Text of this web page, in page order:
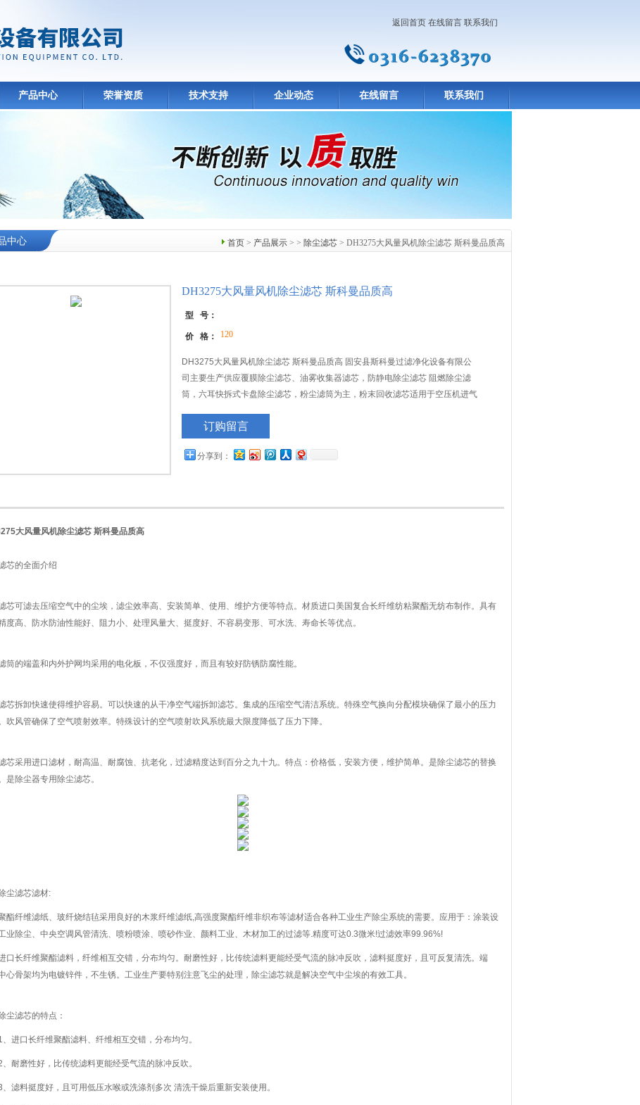
返回首页 在线留言 联系我们
产品中心 荣誉资质 技术支持 企业动态 在线留言 联系我们
首页 > 产品展示 > > 除尘滤芯 > DH3275大风量风机除尘滤芯 斯科曼品质高
中心
DH3275大风量风机除尘滤芯 斯科曼品质高
型 号：
价 格： 120
DH3275大风量风机除尘滤芯 斯科曼品质高 固安县斯科曼过滤净化设备有限公
司主要生产供应覆膜除尘滤芯、油雾收集器滤芯，防静电除尘滤芯 阻燃除尘滤
筒，六耳快拆式卡盘除尘滤芯，粉尘滤筒为主，粉末回收滤芯适用于空压机进气
机、抛丸机、钢板预处理线、等设备的净化滤芯
订购留言
分享到：
大风量风机除尘滤芯 斯科曼品质高
芯的全面介绍
芯可滤去压缩空气中的尘埃，滤尘效率高、安装简单、使用、维护方便等特点。材质进口美国复合长纤维纺粘聚酯无纺布制作。具有
度高、防水防油性能好、阻力小、处理风量大、挺度好、不容易变形、可水洗、寿命长等优点。
筒的端盖和内外护网均采用的电化板，不仅强度好，而且有较好防锈防腐性能。
芯拆卸快速使得维护容易。可以快速的从干净空气端拆卸滤芯。集成的压缩空气清洁系统。特殊空气换向分配模块确保了最小的压力
吹风管确保了空气喷射效率。特殊设计的空气喷射吹风系统最大限度降低了压力下降。
芯采用进口滤材，耐高温、耐腐蚀、抗老化，过滤精度达到百分之九十九。特点：价格低，安装方便，维护简单。是除尘滤芯的替换
是除尘器专用除尘滤芯。
滤芯滤材:
纤维滤纸、玻纤烧结毡采用良好的木浆纤维滤纸,高强度聚酯纤维非织布等滤材适合各种工业生产除尘系统的需要。应用于：涂装设
业除尘、中央空调风管清洗、喷粉喷涂、喷砂作业、颜料工业、木材加工的过滤等.精度可达0.3微米!过滤效率99.96%!
长纤维聚酯滤料，纤维相互交错，分布均匀。耐磨性好，比传统滤料更能经受气流的脉冲反吹，滤料挺度好，且可反复清洗。端
心骨架均为电镀锌件，不生锈。工业生产要特别注意飞尘的处理，除尘滤芯就是解决空气中尘埃的有效工具。
滤芯的特点：
口长纤维聚酯滤料、纤维相互交错，分布均匀。
磨性好，比传统滤料更能经受气流的脉冲反吹。
料挺度好，且可用低压水喉或洗涤剂多次 清洗干燥后重新安装使用。